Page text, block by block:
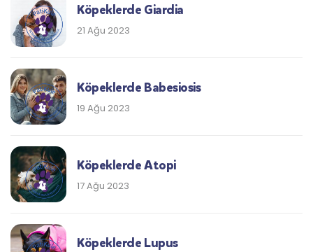
Köpeklerde Giardia
21 Ağu 2023
Köpeklerde Babesiosis
19 Ağu 2023
Köpeklerde Atopi
17 Ağu 2023
Köpeklerde Lupus